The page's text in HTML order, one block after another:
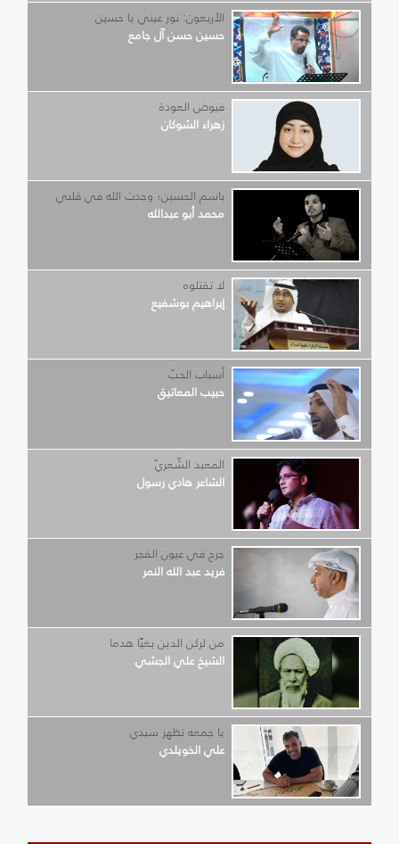
الأربعون: نور عيني يا حسين
حسين حسن آل جامع
فيوض العودة
زهراء الشوكان
باسم الحسين؛ وجدت الله في قلبي
محمد أبو عبدالله
لا تقتلوه
إبراهيم بوشفيع
أسباب الحبّ
حبيب المعاتيق
المعبد الشّعريّ
الشاعر هادي رسول
جرح في عيون الفجر
فريد عبد الله النمر
من لركن الدين بغيًا هدما
الشيخ علي الجشي
يا جمعه تظهر سيدي
علي الخويلدي